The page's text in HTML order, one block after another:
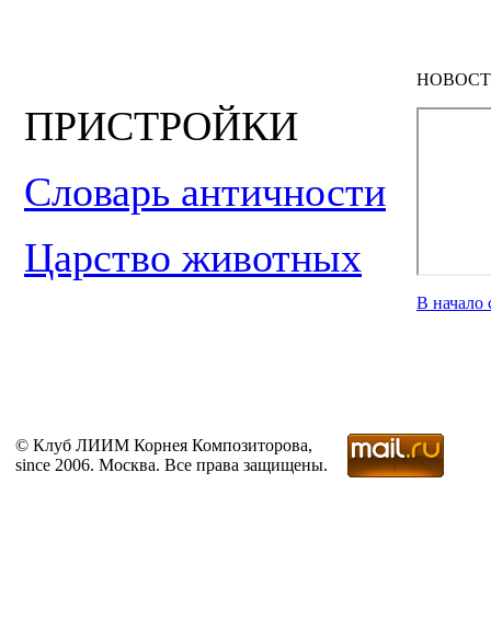
ПРИСТРОЙКИ
Словарь античности
Царство животных
В начало
© Клуб ЛИИМ Корнея Композиторова,
since 2006. Москва. Все права защищены.